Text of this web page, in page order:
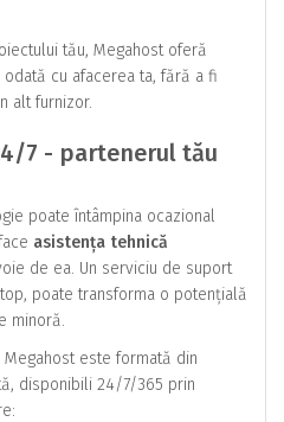
tău, Megahost oferă
cu afacerea ta, fără a fi
alt furnizor.
7 - partenerul tău
poate întâmpina ocazional
asistența tehnică
de ea. Un serviciu de suport
poate transforma o potențială
minoră.
Megahost este formată din
disponibili 24/7/365 prin